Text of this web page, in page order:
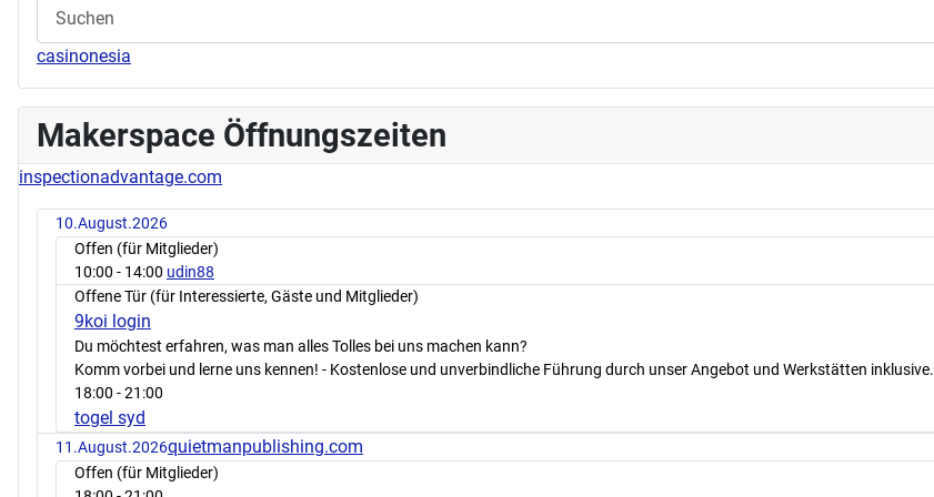
casinonesia
Makerspace Öffnungszeiten
inspectionadvantage.com
10.August.2026
Offen (für Mitglieder)
10:00 - 14:00 udin88
Offene Tür (für Interessierte, Gäste und Mitglieder)
9koi login
Du möchtest erfahren, was man alles Tolles bei uns machen kann?
Komm vorbei und lerne uns kennen! - Kostenlose und unverbindliche Führung durch unser Angebot und Werkstätten inklusive.
18:00 - 21:00
togel syd
11.August.2026quietmanpublishing.com
Offen (für Mitglieder)